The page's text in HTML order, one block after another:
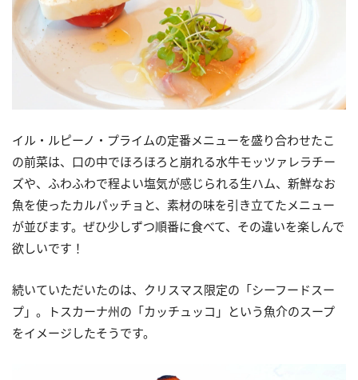
イル・ルピーノ・プライムの定番メニューを盛り合わせたこ
の前菜は、口の中でほろほろと崩れる水牛モッツァレラチー
ズや、ふわふわで程よい塩気が感じられる生ハム、新鮮なお
魚を使ったカルパッチョと、素材の味を引き立てたメニュー
が並びます。ぜひ少しずつ順番に食べて、その違いを楽しんで
欲しいです！
続いていただいたのは、クリスマス限定の「シーフードスー
プ」。トスカーナ州の「カッチュッコ」という魚介のスープ
をイメージしたそうです。